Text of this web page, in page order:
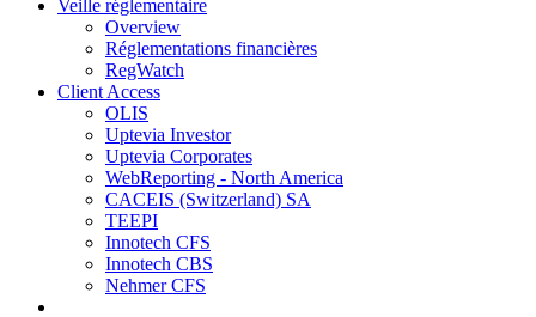
Veille réglementaire
Overview
Réglementations financières
RegWatch
Client Access
OLIS
Uptevia Investor
Uptevia Corporates
WebReporting - North America
CACEIS (Switzerland) SA
TEEPI
Innotech CFS
Innotech CBS
Nehmer CFS